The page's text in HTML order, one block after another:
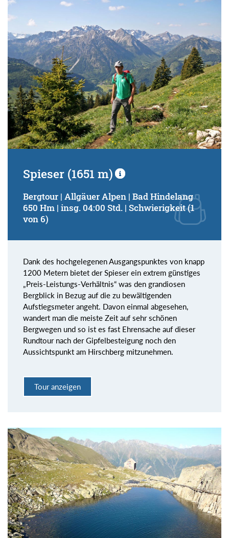
Spieser (1651 m)
Bergtour | Allgäuer Alpen | Bad Hindelang
650 Hm | insg. 04:00 Std. | Schwierigkeit (1
von 6)
Dank des hochgelegenen Ausgangspunktes von knapp
1200 Metern bietet der Spieser ein extrem günstiges
„Preis-Leistungs-Verhältnis“ was den grandiosen
Bergblick in Bezug auf die zu bewältigenden
Aufstiegsmeter angeht. Davon einmal abgesehen,
wandert man die meiste Zeit auf sehr schönen
Bergwegen und so ist es fast Ehrensache auf dieser
Rundtour nach der Gipfelbesteigung noch den
Aussichtspunkt am Hirschberg mitzunehmen.
Tour anzeigen